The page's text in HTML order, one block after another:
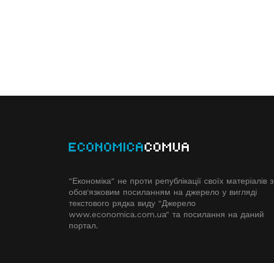
ECONOMICACOMUA
"Економіка" не проти републікації своїх матеріалів з
обов'язковим посиланням на джерело у вигляді
текстового рядка виду "Джерело
www.economiсa.com.ua" та посилання на даний
портал.